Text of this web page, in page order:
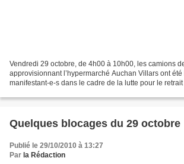
Vendredi 29 octobre, de 4h00 à 10h00, les camions
approvisionnant l’hypermarché Auchan Villars ont
manifestant-e-s dans le cadre de la lutte pour le
Quelques blocages du 29 octobre
Publié le 29/10/2010 à 13:27
Par la Rédaction